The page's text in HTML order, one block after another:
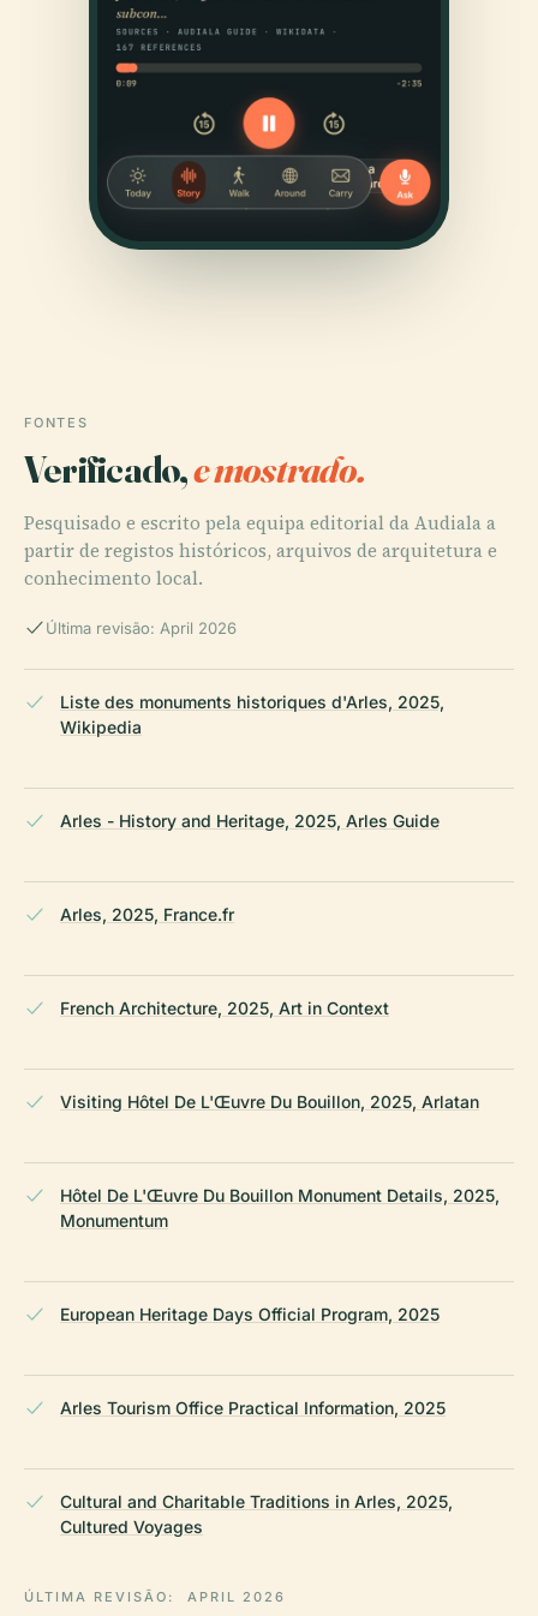
FONTES
Verificado,e mostrado.
Pesquisado e escrito pela equipa editorial da Audiala a
partir de registos históricos, arquivos de arquitetura e
conhecimento local.
Última revisão: April 2026
Liste des monuments historiques d'Arles, 2025,
Wikipedia
Arles - History and Heritage, 2025, Arles Guide
Arles, 2025, France.fr
French Architecture, 2025, Art in Context
Visiting Hôtel De L'Œuvre Du Bouillon, 2025, Arlatan
Hôtel De L'Œuvre Du Bouillon Monument Details, 2025,
Monumentum
European Heritage Days Official Program, 2025
Arles Tourism Office Practical Information, 2025
Cultural and Charitable Traditions in Arles, 2025,
Cultured Voyages
ÚLTIMA REVISÃO: APRIL 2026